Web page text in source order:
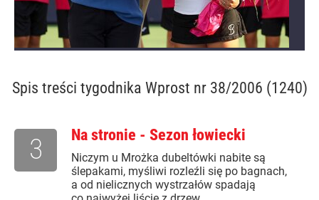
Spis treści tygodnika Wprost nr 38/2006 (1240)
Na stronie - Sezon łowiecki
Niczym u Mrożka dubeltówki nabite są
ślepakami, myśliwi rozleźli się po bagnach,
a od nielicznych wystrzałów spadają
3